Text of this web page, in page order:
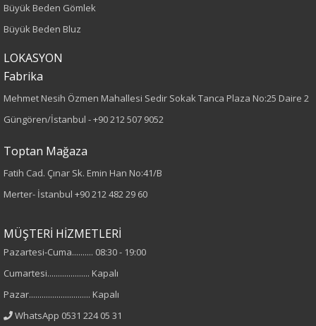
Büyük Beden
Paça Tipi
Boru Paça
Desen
Düz
Kumaş
%65 Polyester
%35 Viskon
Cinsiyet
Kadın
Büyük Beden Gömlek
Büyük Beden Bluz
LOKASYON
Fabrika
Mehmet Nesih Özmen Mahallesi Sedir Sokak Tanca Plaza No:25 Daire 2
Güngören/İstanbul -+90 212 507 9052
Toptan Mağaza
Fatih Cad. Çınar Sk. Emin Han No:41/B
Merter- İstanbul +90 212 482 29 60
MÜŞTERİ HİZMETLERİ
Pazartesi-Cuma.......... 08:30 - 19:00
Cumartesi.................... Kapalı
Pazar............................. Kapalı
WhatsApp 0531 224 05 31